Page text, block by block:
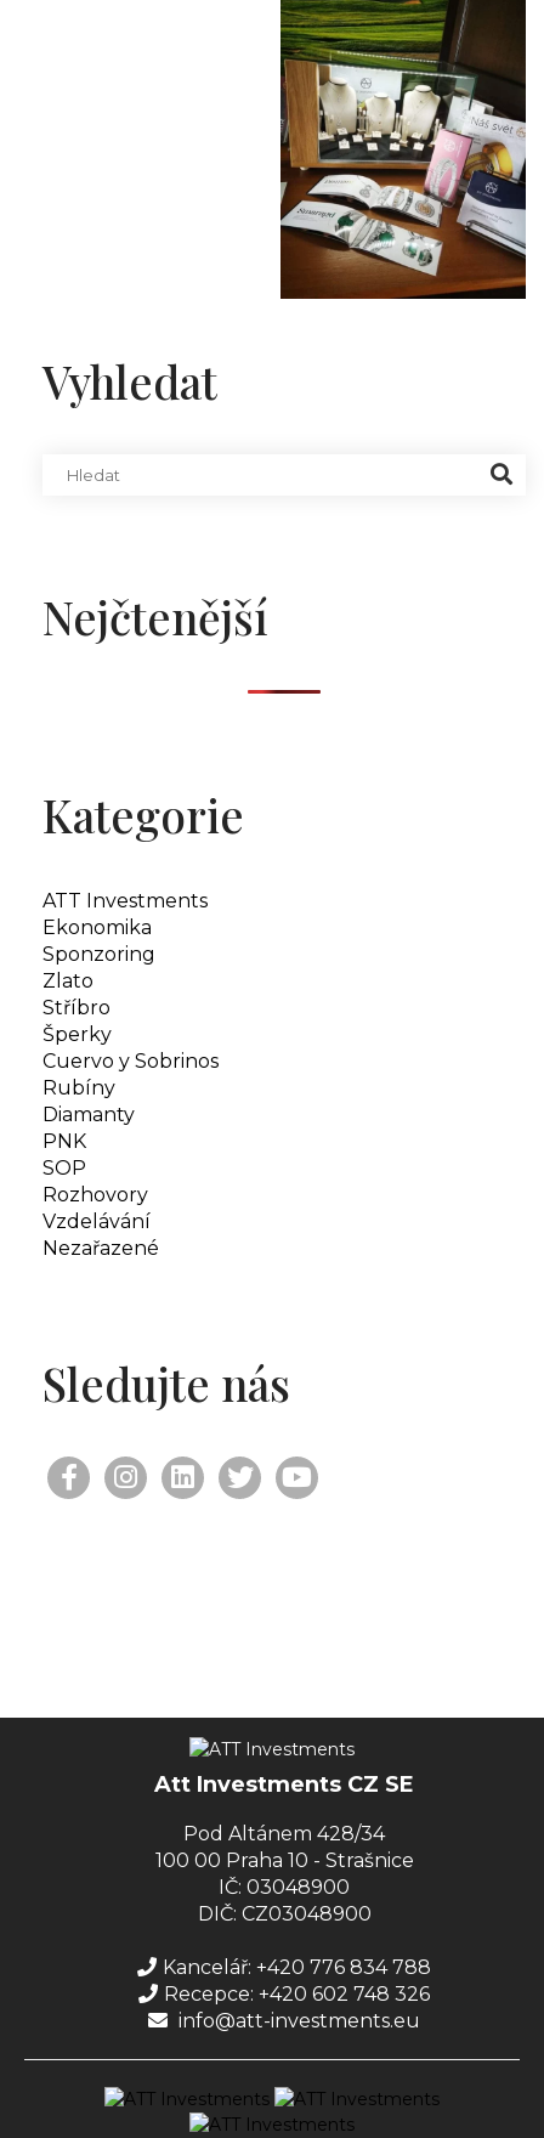
Vyhledat
Nejčtenější
Kategorie
ATT Investments
Ekonomika
Sponzoring
Zlato
Stříbro
Šperky
Cuervo y Sobrinos
Rubíny
Diamanty
PNK
SOP
Rozhovory
Vzdelávání
Nezařazené
Sledujte nás
Att Investments CZ SE
Pod Altánem 428/34
100 00 Praha 10 - Strašnice
IČ: 03048900
DIČ: CZ03048900
Kancelář: +420 776 834 788
Recepce: +420 602 748 326
info@att-investments.eu